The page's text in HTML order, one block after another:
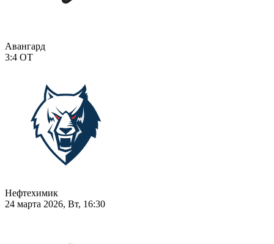
Авангард
3:4 ОТ
Нефтехимик
24 марта 2026, Вт, 16:30